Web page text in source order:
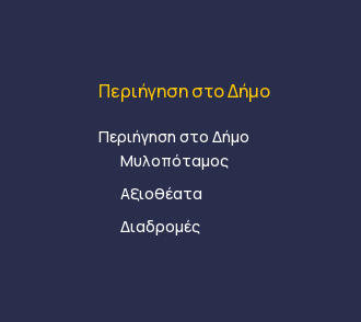
Περιήγηση στο Δήμο
Περιήγηση στο Δήμο
Μυλοπόταμος
Αξιοθέατα
Διαδρομές